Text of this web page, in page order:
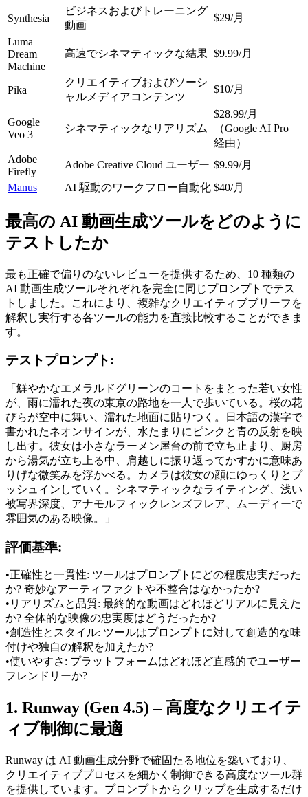
Synthesia
ビジネスおよびトレーニング
動画
$29/月
Luma
Dream
Machine
高速でシネマティックな結果 $9.99/月
Pika
クリエイティブおよびソーシ
ャルメディアコンテンツ
$10/月
Google
Veo 3
シネマティックなリアリズム
$28.99/月
（Google AI Pro
経由）
Adobe
Firefly
Adobe Creative Cloud ユーザー $9.99/月
Manus
AI 駆動のワークフロー自動化 $40/月
最高の AI 動画生成ツールをどのように
テストしたか
最も正確で偏りのないレビューを提供するため、10 種類の
AI 動画生成ツールそれぞれを完全に同じプロンプトでテス
トしました。これにより、複雑なクリエイティブブリーフを
解釈し実行する各ツールの能力を直接比較することができま
す。
テストプロンプト:
「鮮やかなエメラルドグリーンのコートをまとった若い女性
が、雨に濡れた夜の東京の路地を一人で歩いている。桜の花
びらが空中に舞い、濡れた地面に貼りつく。日本語の漢字で
書かれたネオンサインが、水たまりにピンクと青の反射を映
し出す。彼女は小さなラーメン屋台の前で立ち止まり、厨房
から湯気が立ち上る中、肩越しに振り返ってかすかに意味あ
りげな微笑みを浮かべる。カメラは彼女の顔にゆっくりとプ
ッシュインしていく。シネマティックなライティング、浅い
被写界深度、アナモルフィックレンズフレア、ムーディーで
雰囲気のある映像。」
評価基準:
•正確性と一貫性: ツールはプロンプトにどの程度忠実だった
か? 奇妙なアーティファクトや不整合はなかったか?
• リアリズムと品質: 最終的な動画はどれほどリアルに見えた
か? 全体的な映像の忠実度はどうだったか?
•創造性とスタイル: ツールはプロンプトに対して創造的な味
付けや独自の解釈を加えたか?
•使いやすさ: プラットフォームはどれほど直感的でユーザー
フレンドリーか?
1. Runway (Gen 4.5) – 高度なクリエイテ
ィブ制御に最適
Runway は AI 動画生成分野で確固たる地位を築いており、
クリエイティブプロセスを細かく制御できる高度なツール群
を提供しています。プロンプトからクリップを生成するだけ